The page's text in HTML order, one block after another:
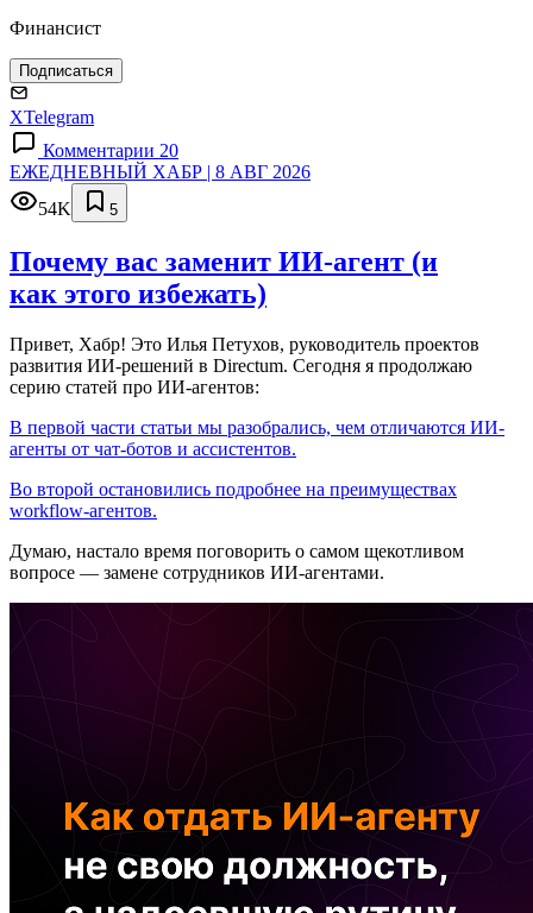
Финансист
Подписаться
XTelegram
Комментарии 20
ЕЖЕДНЕВНЫЙ ХАБР | 8 АВГ 2026
54K
5
Почему вас заменит ИИ‑агент (и
как этого избежать)
Привет, Хабр! Это Илья Петухов, руководитель проектов
развития ИИ-решений в Directum. Сегодня я продолжаю
серию статей про ИИ-агентов:
В первой части статьи мы разобрались, чем отличаются ИИ-
агенты от чат-ботов и ассистентов.
Во второй остановились подробнее на преимуществах
workflow-агентов.
Думаю, настало время поговорить о самом щекотливом
вопросе — замене сотрудников ИИ-агентами.